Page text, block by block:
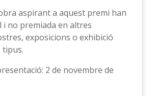
aspirant a aquest premi han
i no premiada en altres
exposicions o exhibició
tipus.
2 de novembre de